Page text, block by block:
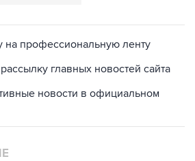
на профессиональную ленту
главных новостей сайта
новости в официальном